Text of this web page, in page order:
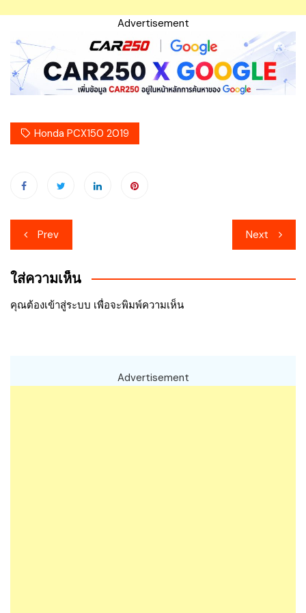
Advertisement
Honda PCX150 2019
เมนู
นำทาง
เรื่อง
Prev Next
ใส่ความเห็น
คุณต้องเข้าสู่ระบบ เพื่อจะพิมพ์ความเห็น
Advertisement